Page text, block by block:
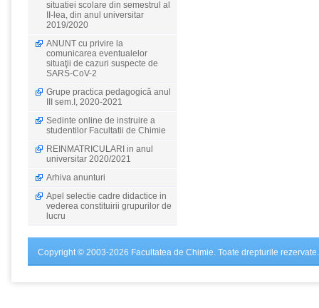
situatiei scolare din semestrul al
II-lea, din anul universitar
2019/2020
ANUNT cu privire la
comunicarea eventualelor
situaţii de cazuri suspecte de
SARS-CoV-2
Grupe practica pedagogică anul
III sem.I, 2020-2021
Sedinte online de instruire a
studentilor Facultatii de Chimie
REINMATRICULARI in anul
universitar 2020/2021
Arhiva anunturi
Apel selectie cadre didactice in
vederea constituirii grupurilor de
lucru
Copyright © 2003-2026 Facultatea de Chimie. Toate drepturile